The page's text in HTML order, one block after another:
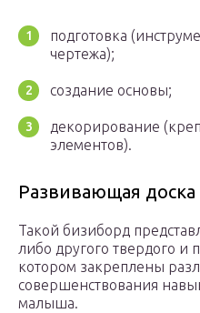
подготовка
чертежа);
создание основы;
декорирование
элементов).
Развивающая доска
Такой бизиборд
либо другого твердого и
котором закреплены
совершенствования
малыша.